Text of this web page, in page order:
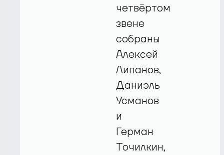
четвёртом
звене
собраны
Алексей
Липанов,
Даниэль
Усманов
и
Герман
Точилкин,